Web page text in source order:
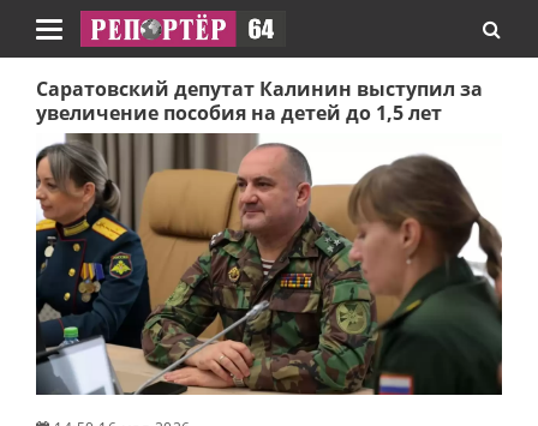
Навигация
Саратовский депутат Калинин выступил за
увеличение пособия на детей до 1,5 лет